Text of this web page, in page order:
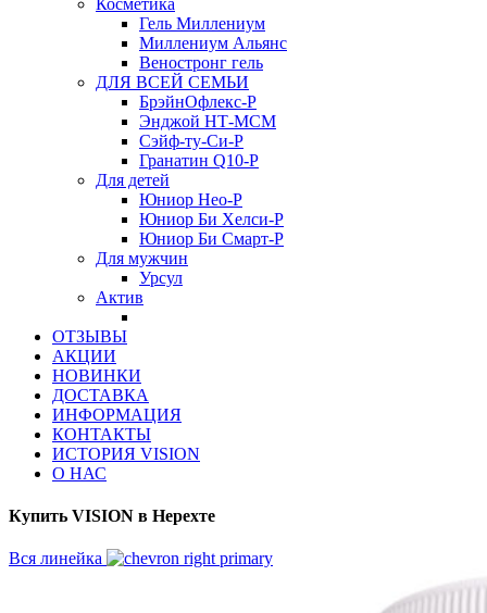
Гель Миллениум
Миллениум Альянс
Веностронг гель
ДЛЯ ВСЕЙ СЕМЬИ
БрэйнОфлекс-Р
Энджой НТ-МСМ
Сэйф-ту-Си-Р
Гранатин Q10-Р
Для детей
Юниор Нео-Р
Юниор Би Хелси-Р
Юниор Би Смарт-Р
Для мужчин
Урсул
Актив
ОТЗЫВЫ
АКЦИИ
НОВИНКИ
ДОСТАВКА
ИНФОРМАЦИЯ
КОНТАКТЫ
ИСТОРИЯ VISION
О НАС
Купить VISION в Нерехте
Вся линейка